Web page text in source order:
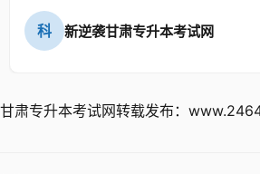
科 新逆袭甘肃专升本考试网
甘肃专升本考试网转载发布：